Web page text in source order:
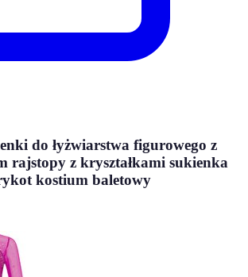
do łyżwiarstwa figurowego z
rajstopy z kryształkami sukienka
kostium baletowy